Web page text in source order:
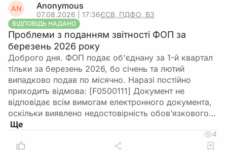
AN Anonymous
07.08.2026 | 17:36ЄСВ, ПДФО, ВЗ
ВІДПОВІДЬ НАДАНО
Проблеми з поданням звітності ФОП за
березень 2026 року
Доброго дня. ФОП подає об'єднану за 1-й квартал
тільки за березень 2026, бо січень та лютий
випадково подав по місячно. Наразі постійно
приходить відмова: [F0500111] Документ не
відповідає всім вимогам електронного документа,
оскільки виявлено недостовірність обов’язкового…
4